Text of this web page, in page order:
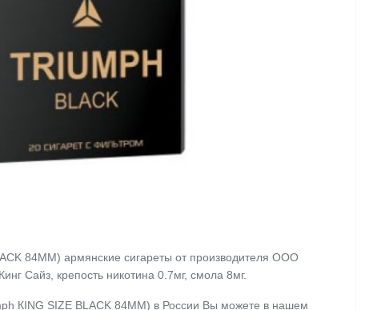
84MM) армянские сигареты от производителя ООО
Сайз, крепость никотина 0.7мг, смола 8мг.
КING SIZE BLACK 84MM) в России Вы можете в нашем